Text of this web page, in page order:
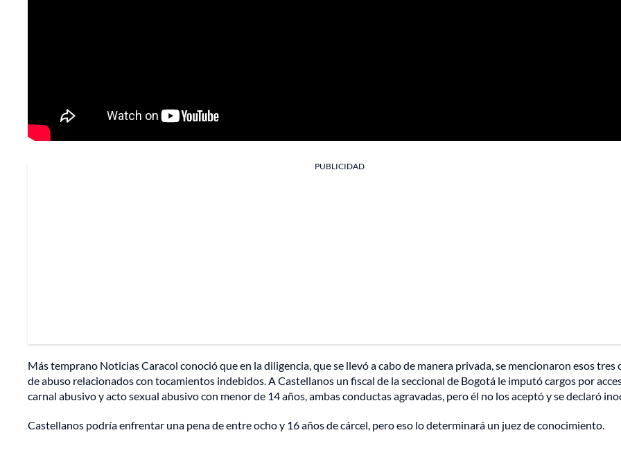
PUBLICIDAD
Más temprano Noticias Caracol conoció que en la diligencia, que se llevó a cabo de manera privada, se mencionaron esos tres
de abuso relacionados con tocamientos indebidos. A Castellanos un fiscal de la seccional de Bogotá le imputó cargos por
carnal abusivo y acto sexual abusivo con menor de 14 años, ambas conductas agravadas, pero él no los aceptó y se declaró
Castellanos podría enfrentar una pena de entre ocho y 16 años de cárcel, pero eso lo determinará un juez de conocimiento.